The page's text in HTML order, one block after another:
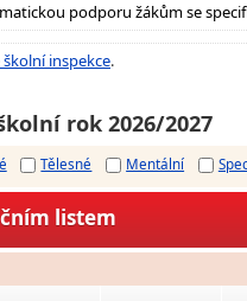
podporu žákům se
inspekce.
rok 2026/2027
Tělesné Mentální
listem